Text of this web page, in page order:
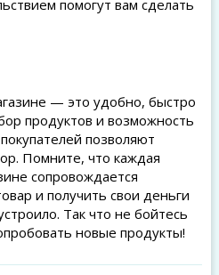
помогут вам сделать
— это удобно, быстро
продуктов и возможность
позволяют
Помните, что каждая
сопровождается
и получить свои деньги
Так что не бойтесь
новые продукты!